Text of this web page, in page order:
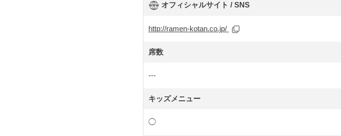
オフィシャルサイト / SNS
http://ramen-kotan.co.jp/
席数
---
キッズメニュー
◯